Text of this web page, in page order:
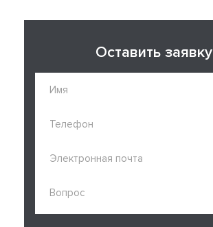
Оставить заявку